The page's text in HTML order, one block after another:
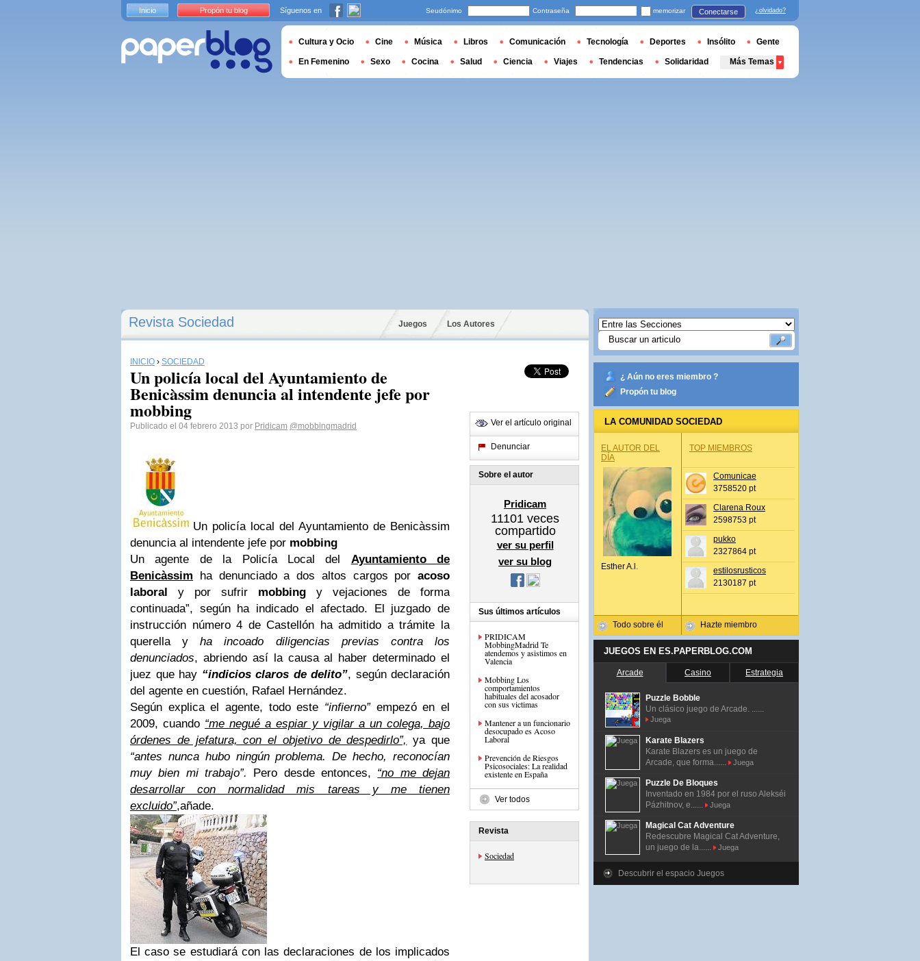
Revista Sociedad Juegos Los Autores
INICIO › SOCIEDAD
Un policía local del Ayuntamiento de
Benicàssim denuncia al intendente jefe por
mobbing
Publicado el 04 febrero 2013 por Pridicam @mobbingmadrid
Un policía local del Ayuntamiento de Benicàssim
denuncia al intendente jefe por mobbing
Un agente de la Policía Local del Ayuntamiento de
Benicàssim ha denunciado a dos altos cargos por acoso
laboral y por sufrir mobbing y vejaciones de forma
continuada”, según ha indicado el afectado. El juzgado de
instrucción número 4 de Castellón ha admitido a trámite la
querella yha incoado diligencias previas contra los
denunciados, abriendo así la causa al haber determinado el
juez que hay “indicios claros de delito”, según declaración
del agente en cuestión, Rafael Hernández.
Según explica el agente, todo este “infierno”empezó en el
2009, cuando “me negué a espiar y vigilar a un colega, bajo
órdenes de jefatura, con el objetivo de despedirlo”, ya que
“antes nunca hubo ningún problema. De hecho, reconocían
muy bien mi trabajo”.
Pero desde entonces, “no me dejan
desarrollar con normalidad mis tareas y me tienen
excluido”,añade.
El caso se estudiará con las declaraciones de los implicados
Ver el artículo original
Denunciar
Sobre el autor
Pridicam
11101 veces
compartido
ver su perfil
ver su blog
Sus últimos artículos
PRIDICAM
MobbingMadrid Te
atendemos y asistimos en
Valencia
Mobbing Los
comportamientos
habituales del acosador
con sus victimas
Mantener a un funcionario
desocupado es Acoso
Laboral
Prevención de Riesgos
Psicosociales: La realidad
existente en España
Ver todos
Revista
Sociedad
¿ Aún no eres miembro ?
Propón tu blog
LA COMUNIDAD SOCIEDAD
EL AUTOR DEL
DÍA
Esther A.l.
Todo sobre él
TOP MIEMBROS
Comunicae
3758520 pt
Clarena Roux
2598753 pt
pukko
2327864 pt
estilosrusticos
2130187 pt
Hazte miembro
JUEGOS EN ES.PAPERBLOG.COM
Arcade Casino Estrategia
Puzzle Bobble
Un clásico juego de Arcade. ......
Juega
Karate Blazers
Karate Blazers es un juego de
Arcade, que forma......
Juega
Puzzle De Bloques
Inventado en 1984 por el ruso Alekséi
Pázhitnov, e......
Juega
Magical Cat Adventure
Redescubre Magical Cat Adventure,
un juego de la......
Juega
Descubrir el espacio Juegos
Inicio Propón tu blog Síguenos en Seudónimo Contraseña memorizar Conectarse ¿olvidado?
Cultura y Ocio Cine Música Libros Comunicación Tecnología Deportes Insólito Gente
En Femenino Sexo Cocina Salud Ciencia Viajes Tendencias Solidaridad Más Temas